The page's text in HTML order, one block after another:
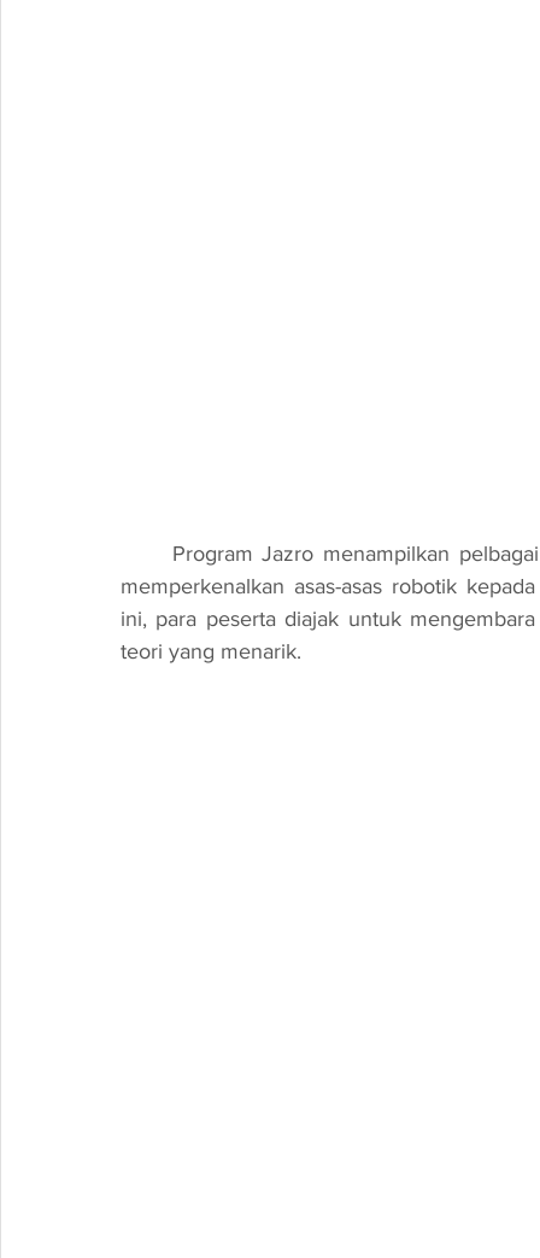
memperkenalkan asas-asas robotik
ini, para peserta diajak untuk
teori yang menarik.